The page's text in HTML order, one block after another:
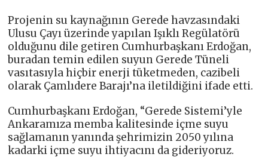
Projenin su kaynağının Gerede havzasındaki
Ulusu Çayı üzerinde yapılan Işıklı Regülatörü
olduğunu dile getiren Cumhurbaşkanı Erdoğan,
buradan temin edilen suyun Gerede Tüneli
vasıtasıyla hiçbir enerji tüketmeden, cazibeli
olarak Çamlıdere Barajı’na iletildiğini ifade etti.
Cumhurbaşkanı Erdoğan, “Gerede Sistemi’yle
Ankaramıza memba kalitesinde içme suyu
sağlamanın yanında şehrimizin 2050 yılına
kadarki içme suyu ihtiyacını da gideriyoruz.